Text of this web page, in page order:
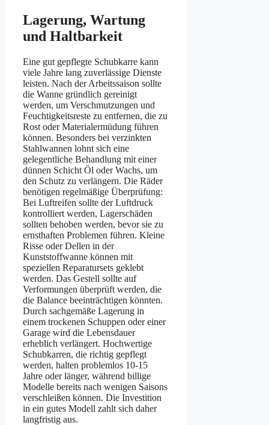
Lagerung, Wartung
und Haltbarkeit
Eine gut gepflegte Schubkarre kann
viele Jahre lang zuverlässige Dienste
leisten. Nach der Arbeitssaison sollte
die Wanne gründlich gereinigt
werden, um Verschmutzungen und
Feuchtigkeitsreste zu entfernen, die zu
Rost oder Materialermüdung führen
können. Besonders bei verzinkten
Stahlwannen lohnt sich eine
gelegentliche Behandlung mit einer
dünnen Schicht Öl oder Wachs, um
den Schutz zu verlängern. Die Räder
benötigen regelmäßige Überprüfung:
Bei Luftreifen sollte der Luftdruck
kontrolliert werden, Lagerschäden
sollten behoben werden, bevor sie zu
ernsthaften Problemen führen. Kleine
Risse oder Dellen in der
Kunststoffwanne können mit
speziellen Reparatursets geklebt
werden. Das Gestell sollte auf
Verformungen überprüft werden, die
die Balance beeinträchtigen könnten.
Durch sachgemäße Lagerung in
einem trockenen Schuppen oder einer
Garage wird die Lebensdauer
erheblich verlängert. Hochwertige
Schubkarren, die richtig gepflegt
werden, halten problemlos 10-15
Jahre oder länger, während billige
Modelle bereits nach wenigen Saisons
verschleißen können. Die Investition
in ein gutes Modell zahlt sich daher
langfristig aus.